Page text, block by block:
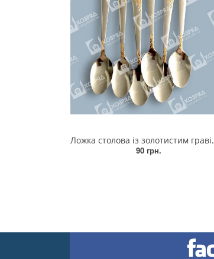
Ложка столова із золотистим гравіюванням 552-BLV-10
90 грн.